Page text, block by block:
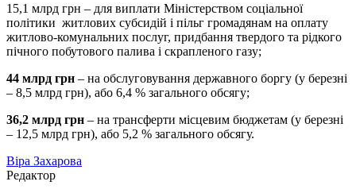
15,1 млрд грн – для виплати Міністерством соціальної
політики житлових субсидій і пільг громадянам на оплату
житлово-комунальних послуг, придбання твердого та рідкого
пічного побутового палива і скрапленого газу;
44 млрд грн – на обслуговування державного боргу (у березні
– 8,5 млрд грн), або 6,4 % загального обсягу;
36,2 млрд грн – на трансферти місцевим бюджетам (у березні
– 12,5 млрд грн), або 5,2 % загального обсягу.
Віра Захарова
Редактор